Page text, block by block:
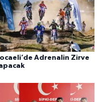
Adrenalin Zirve